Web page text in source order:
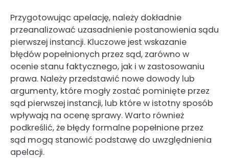
Przygotowując apelację, należy dokładnie
przeanalizować uzasadnienie postanowienia sądu
pierwszej instancji. Kluczowe jest wskazanie
błędów popełnionych przez sąd, zarówno w
ocenie stanu faktycznego, jak i w zastosowaniu
prawa. Należy przedstawić nowe dowody lub
argumenty, które mogły zostać pominięte przez
sąd pierwszej instancji, lub które w istotny sposób
wpływają na ocenę sprawy. Warto również
podkreślić, że błędy formalne popełnione przez
sąd mogą stanowić podstawę do uwzględnienia
apelacji.